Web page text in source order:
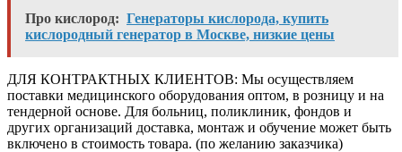
Про кислород: Генераторы кислорода, купить
кислородный генератор в Москве, низкие цены
ДЛЯ КОНТРАКТНЫХ КЛИЕНТОВ: Мы осуществляем
поставки медицинского оборудования оптом, в розницу и на
тендерной основе. Для больниц, поликлиник, фондов и
других организаций доставка, монтаж и обучение может быть
включено в стоимость товара. (по желанию заказчика)